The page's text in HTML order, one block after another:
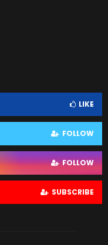
LIKE
FOLLOW
FOLLOW
SUBSCRIBE